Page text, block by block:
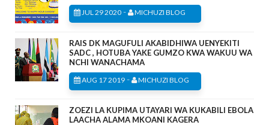
JUL 29 2020 - MICHUZI BLOG
RAIS DK MAGUFULI AKABIDHIWA UENYEKITI
SADC , HOTUBA YAKE GUMZO KWA WAKUU WA
NCHI WANACHAMA
AUG 17 2019 - MICHUZI BLOG
ZOEZI LA KUPIMA UTAYARI WA KUKABILI EBOLA
LAACHA ALAMA MKOANI KAGERA